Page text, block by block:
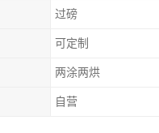
过磅
可定制
两涂两烘
自营